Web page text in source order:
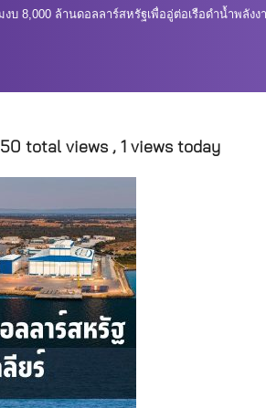
งบ 8,000 ล้านดอลลาร์สหรัฐเพื่ออู่ต่อเรือดำน้ำพลังง
50 total views , 1 views today